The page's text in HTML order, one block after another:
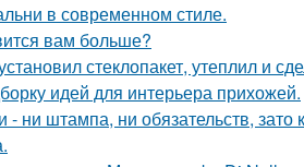
в современном стиле.
вам больше?
стеклопакет, утеплил и
идей для интерьера прихожей.
- ни штампа, ни обязательств,